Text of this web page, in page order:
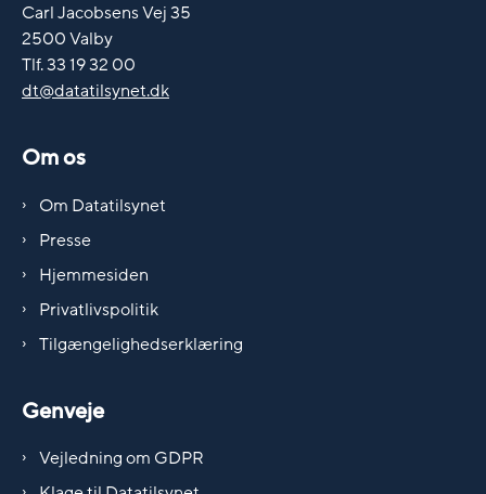
Carl Jacobsens Vej 35
2500 Valby
Tlf. 33 19 32 00
dt@datatilsynet.dk
Om os
Om Datatilsynet
Presse
Hjemmesiden
Privatlivspolitik
Tilgængelighedserklæring
Genveje
Vejledning om GDPR